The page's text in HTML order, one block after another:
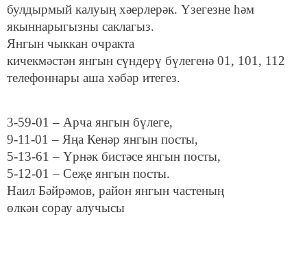
булдырмый калуың хәерлерәк. Үзегезне һәм
якыннарыгызны саклагыз.
Янгын чыккан очракта
кичекмәстән янгын сүндерү бүлегенә 01, 101, 112
телефоннары аша хәбәр итегез.
3-59-01 – Арча янгын бүлеге,
9-11-01 – Яңа Кенәр янгын посты,
5-13-61 – Үрнәк бистәсе янгын посты,
5-12-01 – Сеҗе янгын посты.
Наил Бәйрәмов, район янгын частеның
өлкән сорау алучысы